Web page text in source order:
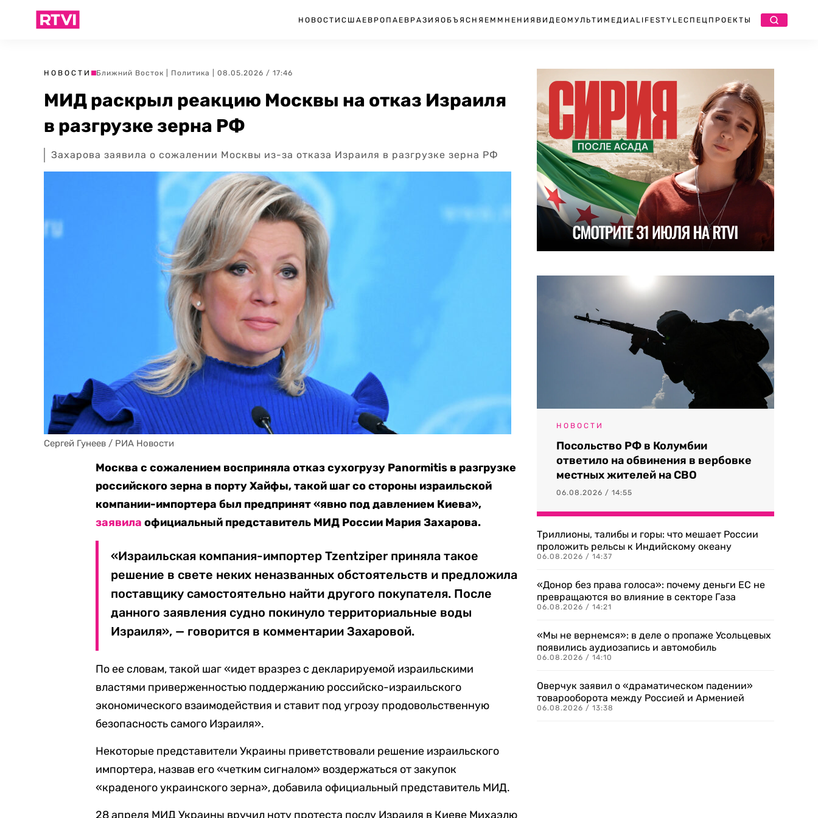
НОВОСТИ США ЕВРОПА ЕВРАЗИЯ ОБЪЯСНЯЕМ МНЕНИЯ ВИДЕО МУЛЬТИМЕДИА LIFESTYLEСПЕЦПРОЕКТЫ
НОВОСТИ Ближний Восток Политика | 08.05.2026 / 17:46
МИД раскрыл реакцию Москвы на отказ Израиля
в разгрузке зерна РФ
Захарова заявила о сожалении Москвы из-за отказа Израиля в разгрузке зерна РФ
Сергей Гунеев / РИА Новости
Москва с сожалением восприняла отказ сухогрузу Panormitis в разгрузке
российского зерна в порту Хайфы, такой шаг со стороны израильской
компании-импортера был предпринят «явно под давлением Киева»,
заявила официальный представитель МИД России Мария Захарова.
«Израильская компания-импортер Tzentziper приняла такое
решение в свете неких неназванных обстоятельств и предложила
поставщику самостоятельно найти другого покупателя. После
данного заявления судно покинуло территориальные воды
Израиля», — говорится в комментарии Захаровой.
По ее словам, такой шаг «идет вразрез с декларируемой израильскими
властями приверженностью поддержанию российско-израильского
экономического взаимодействия и ставит под угрозу продовольственную
безопасность самого Израиля».
Некоторые представители Украины приветствовали решение израильского
импортера, назвав его «четким сигналом» воздержаться от закупок
«краденого украинского зерна», добавила официальный представитель МИД.
28 апреля МИД Украины вручил ноту протеста послу Израиля в Киеве Михаэлю
НОВОСТИ
Посольство РФ в Колумбии
ответило на обвинения в вербовке
местных жителей на СВО
06.08.2026 / 14:55
Триллионы, талибы и горы: что мешает России
проложить рельсы к Индийскому океану
06.08.2026 / 14:37
«Донор без права голоса»: почему деньги ЕС не
превращаются во влияние в секторе Газа
06.08.2026 / 14:21
«Мы не вернемся»: в деле о пропаже Усольцевых
появились аудиозапись и автомобиль
06.08.2026 / 14:10
Оверчук заявил о «драматическом падении»
товарооборота между Россией и Арменией
06.08.2026 / 13:38